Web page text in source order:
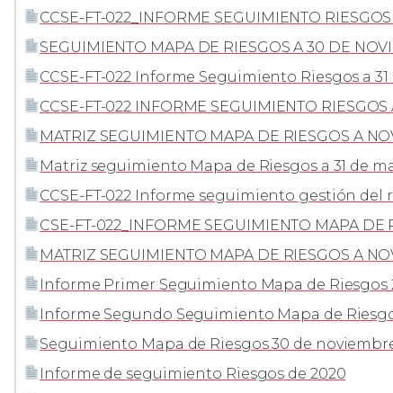
CCSE-FT-022_INFORME SEGUIMIENTO
SEGUIMIENTO MAPA DE RIESGOS A 30 DE
CCSE-FT-022 Informe Seguimiento Riesgos a 31
CCSE-FT-022 INFORME SEGUIMIENTO
MATRIZ SEGUIMIENTO MAPA DE RIESGOS A
Matriz seguimiento Mapa de Riesgos a 31 de
CCSE-FT-022 Informe seguimiento gestión del
CSE-FT-022_INFORME SEGUIMIENTO MAPA DE
MATRIZ SEGUIMIENTO MAPA DE RIESGOS A
Informe Primer Seguimiento Mapa de Riesgos
Informe Segundo Seguimiento Mapa de
Seguimiento Mapa de Riesgos 30 de
Informe de seguimiento Riesgos de 2020